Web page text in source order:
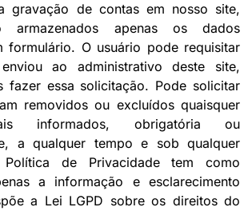
gravação de contas em nosso site,
armazenados apenas os dados
formulário. O usuário pode requisitar
ao administrativo deste site,
fazer essa solicitação. Pode solicitar
removidos ou excluídos quaisquer
informados, obrigatória ou
a qualquer tempo e sob qualquer
Política de Privacidade tem como
a informação e esclarecimento
a Lei LGPD sobre os direitos do